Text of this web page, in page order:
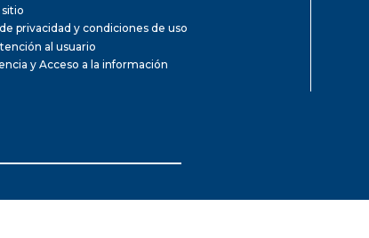
sitio
privacidad y condiciones de uso
al usuario
y Acceso a la información